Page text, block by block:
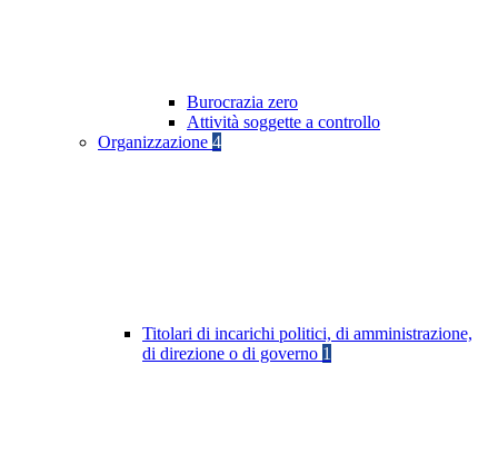
Burocrazia zero
Attività soggette a controllo
Organizzazione 4
Titolari di incarichi politici, di amministrazione,
di direzione o di governo 1